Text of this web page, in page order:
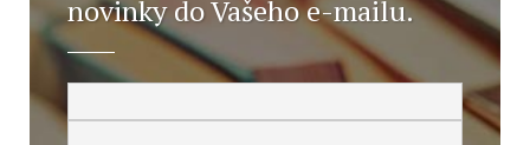
novinky do Vašeho e-mailu.